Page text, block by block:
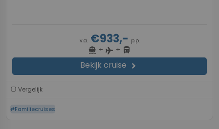
v.a.€933,- p.p.
directions_boat + flight + directions_bus
Bekijk cruise chevron_right
Vergelijk
#Familiecruises